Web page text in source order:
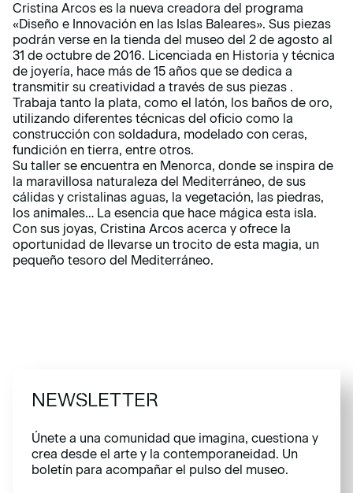
Cristina Arcos es la nueva creadora del programa
«Diseño e Innovación en las Islas Baleares». Sus piezas
podrán verse en la tienda del museo del 2 de agosto al
31 de octubre de 2016. Licenciada en Historia y técnica
de joyería, hace más de 15 años que se dedica a
transmitir su creatividad a través de sus piezas .
Trabaja tanto la plata, como el latón, los baños de oro,
utilizando diferentes técnicas del oficio como la
construcción con soldadura, modelado con ceras,
fundición en tierra, entre otros.
Su taller se encuentra en Menorca, donde se inspira de
la maravillosa naturaleza del Mediterráneo, de sus
cálidas y cristalinas aguas, la vegetación, las piedras,
los animales… La esencia que hace mágica esta isla.
Con sus joyas, Cristina Arcos acerca y ofrece la
oportunidad de llevarse un trocito de esta magia, un
pequeño tesoro del Mediterráneo.
NEWSLETTER
Únete a una comunidad que imagina, cuestiona y
crea desde el arte y la contemporaneidad. Un
boletín para acompañar el pulso del museo.